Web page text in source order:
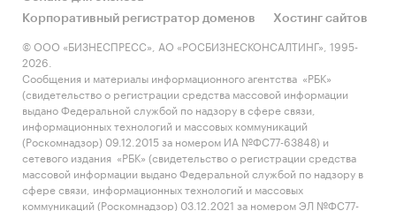
Российская Федерация и регионы РФ, страны
мира
Категории:
Одежда, обувь, аксессуары / Сумки и чемоданы
Россия
Корпоративный регистратор доменов
Хостинг сайтов
© ООО «БИЗНЕСПРЕСС», АО «РОСБИЗНЕСКОНСАЛТИНГ», 1995-
2026.
Сообщения и материалы информационного агентства «РБК»
(свидетельство о регистрации средства массовой информации
выдано Федеральной службой по надзору в сфере связи,
информационных технологий и массовых коммуникаций
(Роскомнадзор) 09.12.2015 за номером ИА №ФС77-63848) и
сетевого издания «РБК» (свидетельство о регистрации средства
массовой информации выдано Федеральной службой по надзору в
сфере связи, информационных технологий и массовых
коммуникаций (Роскомнадзор) 03.12.2021 за номером ЭЛ №ФС77-